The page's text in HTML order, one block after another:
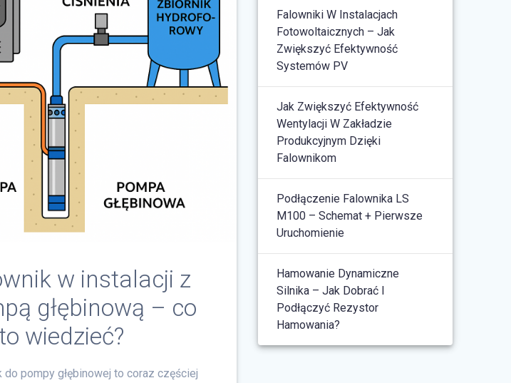
w instalacji z
głębinową – co
wiedzieć?
do pompy głębinowej to coraz częściej
Falowniki W Instalacjach
Fotowoltaicznych – Jak
Zwiększyć Efektywność
Systemów PV
Jak Zwiększyć Efektywność
Wentylacji W Zakładzie
Produkcyjnym Dzięki
Falownikom
Podłączenie Falownika LS
M100 – Schemat + Pierwsze
Uruchomienie
Hamowanie Dynamiczne
Silnika – Jak Dobrać I
Podłączyć Rezystor
Hamowania?